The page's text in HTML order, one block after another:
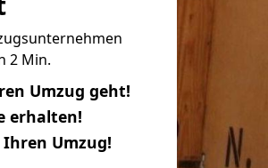
2 Min.
Umzug geht!
erhalten!
Umzug!